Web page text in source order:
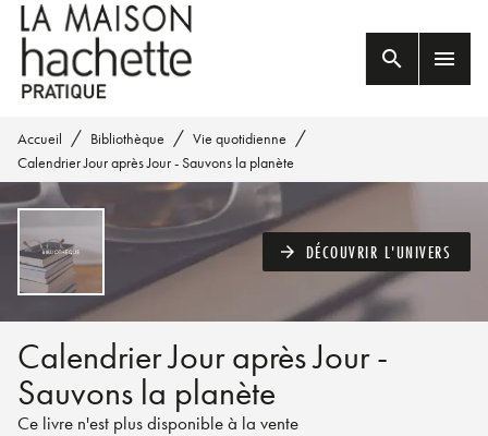
MENU RECHERCHE
PIED DE PAGE
search menu
Accueil / Bibliothèque / Vie quotidienne /
Calendrier Jour après Jour - Sauvons la planète
arrow_forward DÉCOUVRIR L'UNIVERS
Calendrier Jour après Jour -
Sauvons la planète
Ce livre n'est plus disponible à la vente